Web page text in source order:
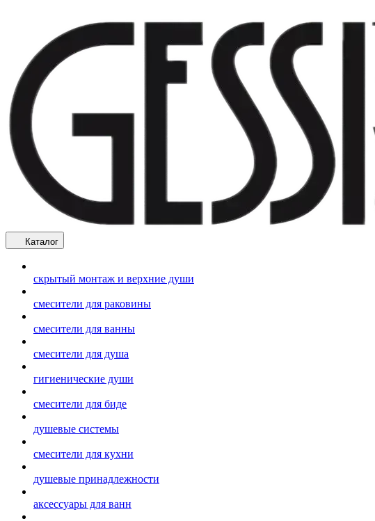
Каталог
скрытый монтаж и верхние души
смесители для раковины
смесители для ванны
смесители для душа
гигиенические души
смесители для биде
душевые системы
смесители для кухни
душевые принадлежности
аксессуары для ванн